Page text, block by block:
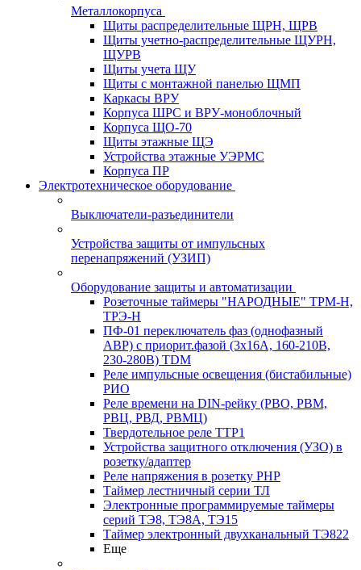
Металлокорпуса
Щиты распределительные ЩРН, ЩРВ
Щиты учетно-распределительные ЩУРН,
ЩУРВ
Щиты учета ЩУ
Щиты с монтажной панелью ЩМП
Каркасы ВРУ
Корпуса ШРС и ВРУ-моноблочный
Корпуса ЩО-70
Щиты этажные ЩЭ
Устройства этажные УЭРМС
Корпуса ПР
Электротехническое оборудование
Выключатели-разъединители
Устройства защиты от импульсных
перенапряжений (УЗИП)
Оборудование защиты и автоматизации
Розеточные таймеры "НАРОДНЫЕ" ТРМ-Н,
ТРЭ-Н
ПФ-01 переключатель фаз (однофазный
АВР) с приорит.фазой (3х16А, 160-210В,
230-280В) TDM
Реле импульсные освещения (бистабильные)
РИО
Реле времени на DIN-рейку (РВО, РВМ,
РВЦ, РВД, РВМЦ)
Твердотельное реле ТТР1
Устройства защитного отключения (УЗО) в
розетку/адаптер
Реле напряжения в розетку РНР
Таймер лестничный серии ТЛ
Электронные программируемые таймеры
серий ТЭ8, ТЭ8А, ТЭ15
Таймер электронный двухканальный ТЭ822
Еще